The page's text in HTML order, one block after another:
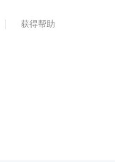
获得帮助